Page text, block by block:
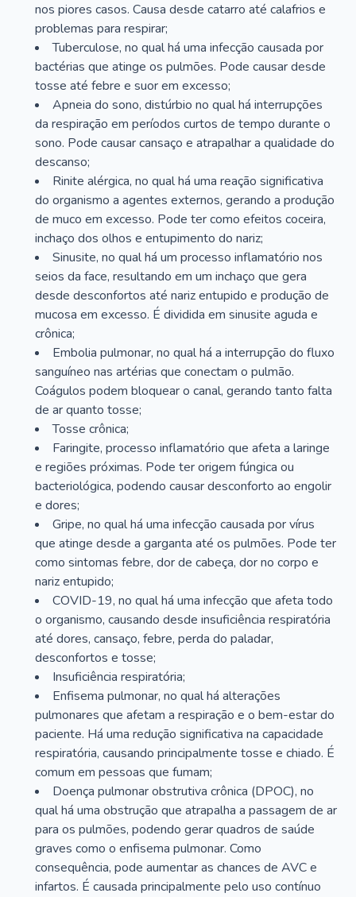
nos piores casos. Causa desde catarro até calafrios e
problemas para respirar;
Tuberculose, no qual há uma infecção causada por
bactérias que atinge os pulmões. Pode causar desde
tosse até febre e suor em excesso;
Apneia do sono, distúrbio no qual há interrupções
da respiração em períodos curtos de tempo durante o
sono. Pode causar cansaço e atrapalhar a qualidade do
descanso;
Rinite alérgica, no qual há uma reação significativa
do organismo a agentes externos, gerando a produção
de muco em excesso. Pode ter como efeitos coceira,
inchaço dos olhos e entupimento do nariz;
Sinusite, no qual há um processo inflamatório nos
seios da face, resultando em um inchaço que gera
desde desconfortos até nariz entupido e produção de
mucosa em excesso. É dividida em sinusite aguda e
crônica;
Embolia pulmonar, no qual há a interrupção do fluxo
sanguíneo nas artérias que conectam o pulmão.
Coágulos podem bloquear o canal, gerando tanto falta
de ar quanto tosse;
Tosse crônica;
Faringite, processo inflamatório que afeta a laringe
e regiões próximas. Pode ter origem fúngica ou
bacteriológica, podendo causar desconforto ao engolir
e dores;
Gripe, no qual há uma infecção causada por vírus
que atinge desde a garganta até os pulmões. Pode ter
como sintomas febre, dor de cabeça, dor no corpo e
nariz entupido;
COVID-19, no qual há uma infecção que afeta todo
o organismo, causando desde insuficiência respiratória
até dores, cansaço, febre, perda do paladar,
desconfortos e tosse;
Insuficiência respiratória;
Enfisema pulmonar, no qual há alterações
pulmonares que afetam a respiração e o bem-estar do
paciente. Há uma redução significativa na capacidade
respiratória, causando principalmente tosse e chiado. É
comum em pessoas que fumam;
Doença pulmonar obstrutiva crônica (DPOC), no
qual há uma obstrução que atrapalha a passagem de ar
para os pulmões, podendo gerar quadros de saúde
graves como o enfisema pulmonar. Como
consequência, pode aumentar as chances de AVC e
infartos. É causada principalmente pelo uso contínuo